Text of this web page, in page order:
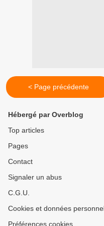
< Page précédente
Hébergé par Overblog
Top articles
Pages
Contact
Signaler un abus
C.G.U.
Cookies et données
Préférences cookies